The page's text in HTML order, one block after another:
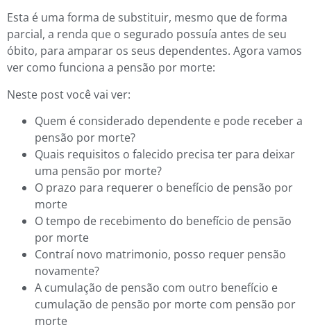
Esta é uma forma de substituir, mesmo que de forma
parcial, a renda que o segurado possuía antes de seu
óbito, para amparar os seus dependentes. Agora vamos
ver como funciona a pensão por morte:
Neste post você vai ver:
Quem é considerado dependente e pode receber a
pensão por morte?
Quais requisitos o falecido precisa ter para deixar
uma pensão por morte?
O prazo para requerer o benefício de pensão por
morte
O tempo de recebimento do benefício de pensão
por morte
Contraí novo matrimonio, posso requer pensão
novamente?
A cumulação de pensão com outro benefício e
cumulação de pensão por morte com pensão por
morte